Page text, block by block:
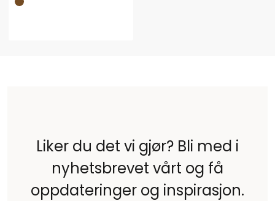
Liker du det vi gjør? Bli med i
nyhetsbrevet vårt og få
oppdateringer og inspirasjon.